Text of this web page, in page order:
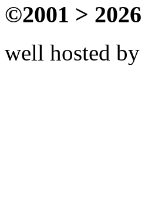
©2001 > 2026
well hosted by